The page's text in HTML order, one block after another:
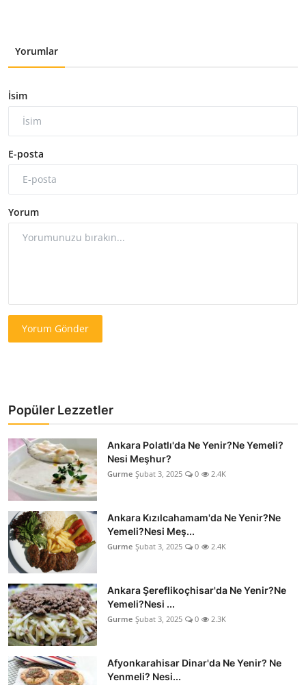
Yorumlar
İsim
E-posta
Yorum
Yorum Gönder
Popüler Lezzetler
Ankara Polatlı'da Ne Yenir?Ne Yemeli?
Nesi Meşhur?
Gurme Şubat 3, 2025 0 2.4K
Ankara Kızılcahamam'da Ne Yenir?Ne
Yemeli?Nesi Meş...
Gurme Şubat 3, 2025 0 2.4K
Ankara Şereflikoçhisar'da Ne Yenir?Ne
Yemeli?Nesi ...
Gurme Şubat 3, 2025 0 2.3K
Afyonkarahisar Dinar'da Ne Yenir? Ne
Yenmeli? Nesi...